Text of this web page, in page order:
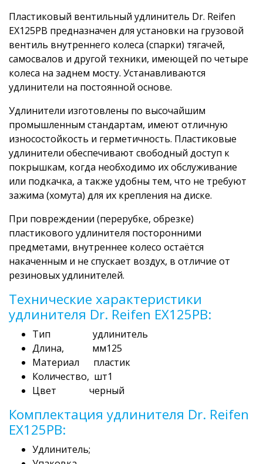
Пластиковый вентильный удлинитель Dr. Reifen
EX125PB предназначен для установки на грузовой
вентиль внутреннего колеса (спарки) тягачей,
самосвалов и другой техники, имеющей по четыре
колеса на заднем мосту. Устанавливаются
удлинители на постоянной основе.
Удлинители изготовлены по высочайшим
промышленным стандартам, имеют отличную
износостойкость и герметичность. Пластиковые
удлинители обеспечивают свободный доступ к
покрышкам, когда необходимо их обслуживание
или подкачка, а также удобны тем, что не требуют
зажима (хомута) для их крепления на диске.
При повреждении (перерубке, обрезке)
пластикового удлинителя посторонними
предметами, внутреннее колесо остаётся
накаченным и не спускает воздух, в отличие от
резиновых удлинителей.
Технические характеристики
удлинителя Dr. Reifen EX125PВ:
Тип удлинитель
Длина, мм125
Материал пластик
Количество, шт1
Цвет черный
Комплектация удлинителя Dr. Reifen
EX125PВ:
Удлинитель;